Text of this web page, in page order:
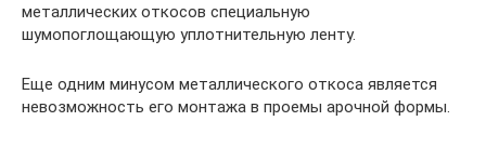
металлических откосов специальную
шумопоглощающую уплотнительную ленту.
Еще одним минусом металлического откоса является
невозможность его монтажа в проемы арочной формы.